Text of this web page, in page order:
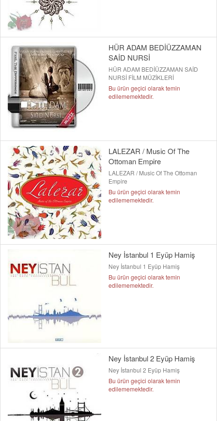
HÜR ADAM BEDİÜZZAMAN
SAİD NURSİ
HÜR ADAM BEDİÜZZAMAN SAİD
NURSİ FİLM MÜZİKLERİ
Bu ürün geçici olarak temin
edilememektedir.
LALEZAR / Music Of The
Ottoman Empire
LALEZAR / Music Of The Ottoman
Empire
Bu ürün geçici olarak temin
edilememektedir.
Ney İstanbul 1 Eyüp Hamiş
Ney İstanbul 1 Eyüp Hamiş
Bu ürün geçici olarak temin
edilememektedir.
Ney İstanbul 2 Eyüp Hamiş
Ney İstanbul 2 Eyüp Hamiş
Bu ürün geçici olarak temin
edilememektedir.